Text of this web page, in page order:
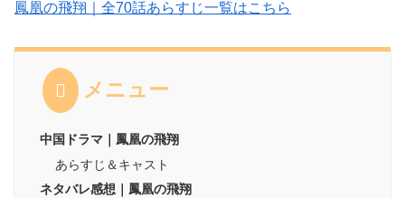
鳳凰の飛翔｜全70話あらすじ一覧はこちら
メニュー
中国ドラマ｜鳳凰の飛翔
あらすじ＆キャスト
ネタバレ感想｜鳳凰の飛翔